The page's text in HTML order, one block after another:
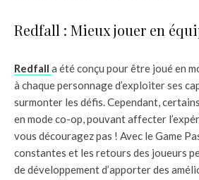
Redfall : Mieux jouer en
Redfall a été conçu pour être joué en
à chaque personnage d’exploiter ses
surmonter les défis. Cependant,
en mode co-op, pouvant affecter
vous découragez pas ! Avec le Game
constantes et les retours des joueurs
de développement d’apporter des